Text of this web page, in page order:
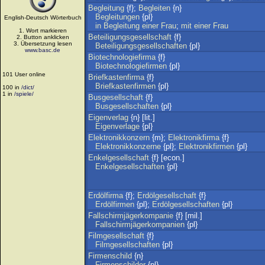
English-Deutsch Wörterbuch
1. Wort markieren
2. Button anklicken
3. Übersetzung lesen
www.basc.de
101 User online
100 in /dict/
1 in /spiele/
Begleitung {f}; Begleiten {n}
Begleitungen {pl}
in Begleitung einer Frau; mit einer Frau
Beteiligungsgesellschaft {f}
Beteiligungsgesellschaften {pl}
Biotechnologiefirma{f}
Biotechnologiefirmen {pl}
Briefkastenfirma{f}
Briefkastenfirmen {pl}
Busgesellschaft {f}
Busgesellschaften {pl}
Eigenverlag {n} [lit.]
Eigenverlage {pl}
Elektronikkonzern {m}; Elektronikfirma{f}
Elektronikkonzerne {pl}; Elektronikfirmen {pl}
Enkelgesellschaft {f} [econ.]
Enkelgesellschaften {pl}
Erdölfirma{f}; Erdölgesellschaft {f}
Erdölfirmen {pl}; Erdölgesellschaften {pl}
Fallschirmjägerkompanie {f} [mil.]
Fallschirmjägerkompanien {pl}
Filmgesellschaft {f}
Filmgesellschaften {pl}
Firmenschild {n}